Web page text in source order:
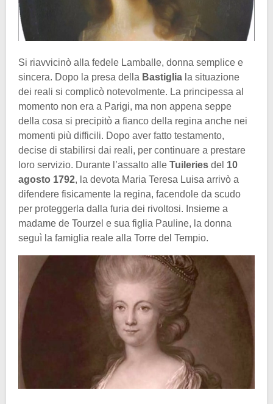
Si riavvicinò alla fedele Lamballe, donna semplice e
sincera. Dopo la presa della Bastiglia la situazione
dei reali si complicò notevolmente. La principessa al
momento non era a Parigi, ma non appena seppe
della cosa si precipitò a fianco della regina anche nei
momenti più difficili. Dopo aver fatto testamento,
decise di stabilirsi dai reali, per continuare a prestare
loro servizio. Durante l’assalto alle Tuileries del 10
agosto 1792, la devota Maria Teresa Luisa arrivò a
difendere fisicamente la regina, facendole da scudo
per proteggerla dalla furia dei rivoltosi. Insieme a
madame de Tourzel e sua figlia Pauline, la donna
seguì la famiglia reale alla Torre del Tempio.